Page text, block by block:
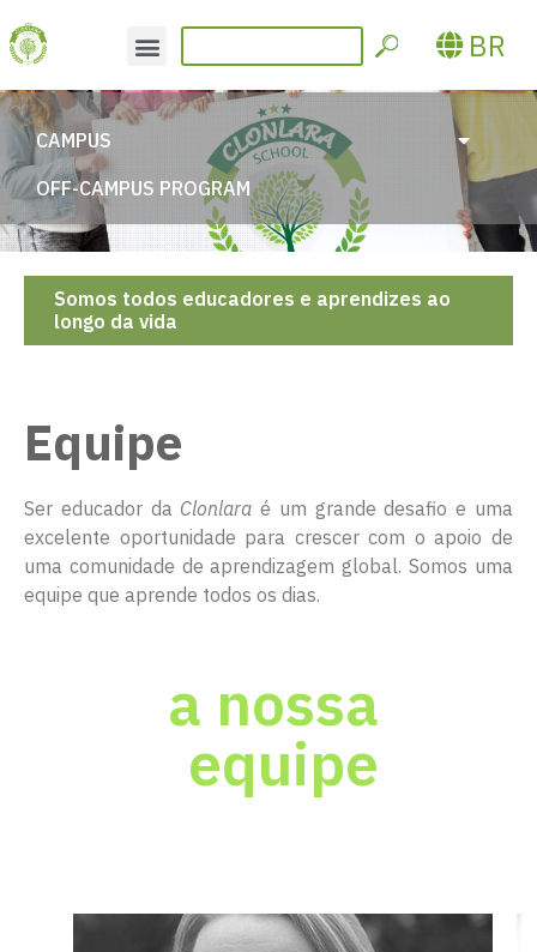
BR
CAMPUS
OFF-CAMPUS PROGRAM
Somos todos educadores e aprendizes ao
longo da vida
Equipe
Ser educador da Clonlara é um grande desafio e uma
excelente oportunidade para crescer com o apoio de
uma comunidade de aprendizagem global. Somos uma
equipe que aprende todos os dias.
a nossa
equipe